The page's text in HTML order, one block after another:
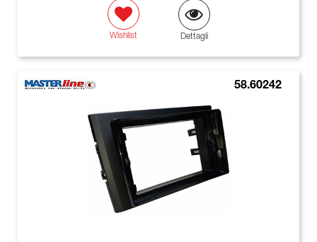
Wishlist Dettagli
58.60242